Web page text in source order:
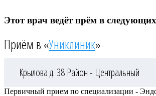
Этот врач ведёт прём в
Приём в «Униклиник»
Крылова д. 38 Район - Центральный
Первичный прием по специализации -